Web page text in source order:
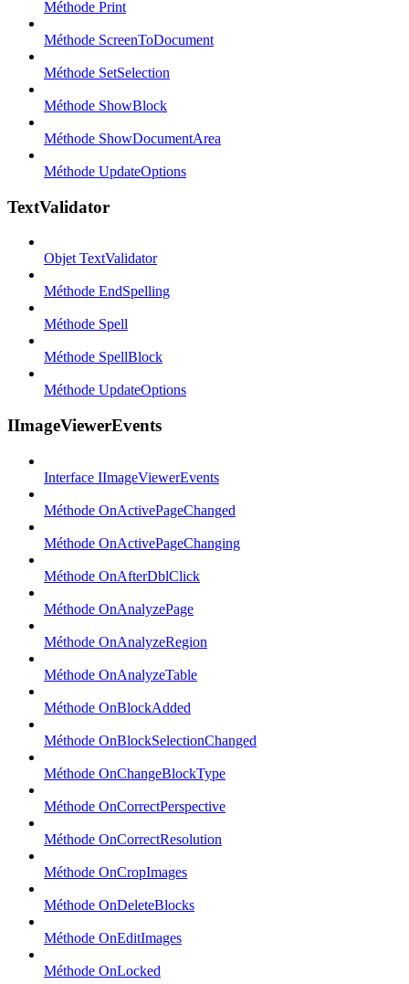
Méthode Print
Méthode ScreenToDocument
Méthode SetSelection
Méthode ShowBlock
Méthode ShowDocumentArea
Méthode UpdateOptions
TextValidator
Objet TextValidator
Méthode EndSpelling
Méthode Spell
Méthode SpellBlock
Méthode UpdateOptions
IImageViewerEvents
Interface IImageViewerEvents
Méthode OnActivePageChanged
Méthode OnActivePageChanging
Méthode OnAfterDblClick
Méthode OnAnalyzePage
Méthode OnAnalyzeRegion
Méthode OnAnalyzeTable
Méthode OnBlockAdded
Méthode OnBlockSelectionChanged
Méthode OnChangeBlockType
Méthode OnCorrectPerspective
Méthode OnCorrectResolution
Méthode OnCropImages
Méthode OnDeleteBlocks
Méthode OnEditImages
Méthode OnLocked